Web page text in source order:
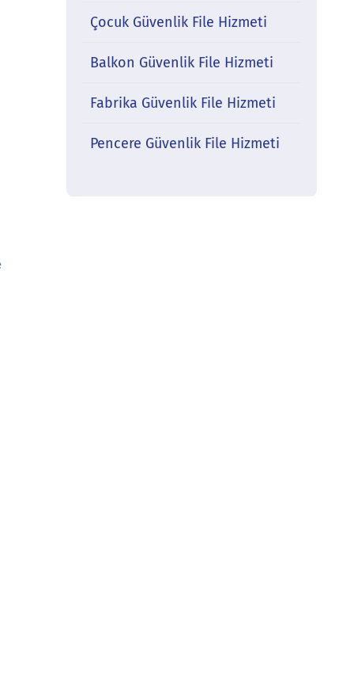
Çocuk Güvenlik File Hizmeti
Balkon Güvenlik File Hizmeti
Fabrika Güvenlik File Hizmeti
Pencere Güvenlik File Hizmeti